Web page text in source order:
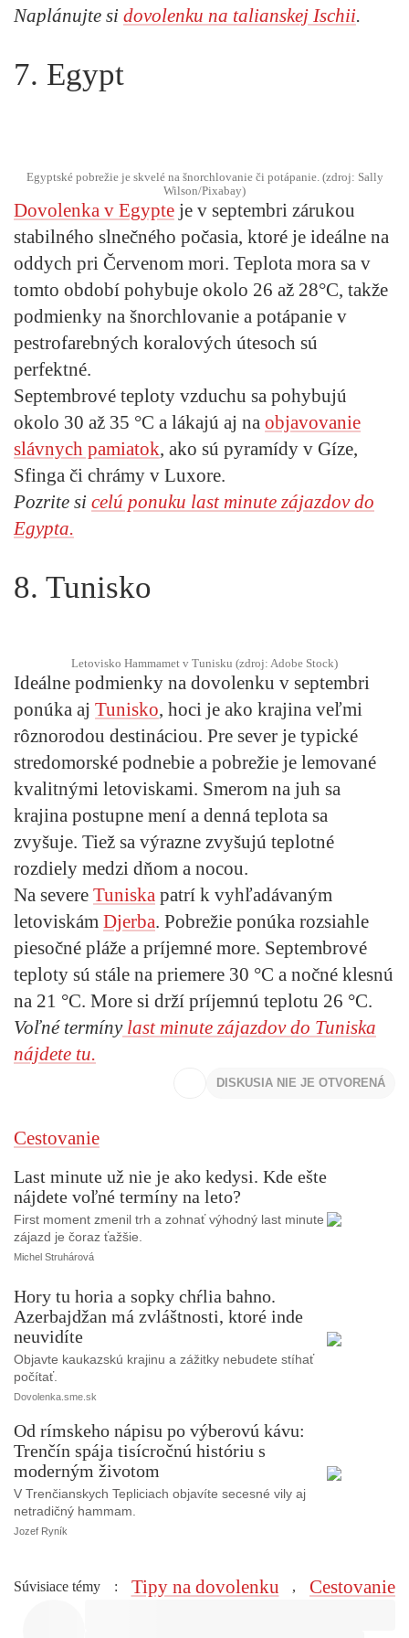
Naplánujte si dovolenku na talianskej Ischii.
7. Egypt
Egyptské pobrežie je skvelé na šnorchlovanie či potápanie. (zdroj: Sally
Wilson/Pixabay)
Dovolenka v Egypte je v septembri zárukou
stabilného slnečného počasia, ktoré je ideálne na
oddych pri Červenom mori. Teplota mora sa v
tomto období pohybuje okolo 26 až 28°C, takže
podmienky na šnorchlovanie a potápanie v
pestrofarebných koralových útesoch sú
perfektné.
Septembrové teploty vzduchu sa pohybujú
okolo 30 až 35 °C a lákajú aj na objavovanie
slávnych pamiatok, ako sú pyramídy v Gíze,
Sfinga či chrámy v Luxore.
Pozrite si celú ponuku last minute zájazdovdo
Egypta.
8. Tunisko
Letovisko Hammamet v Tunisku (zdroj: Adobe Stock)
Ideálne podmienky na dovolenku v septembri
ponúka aj Tunisko, hoci je ako krajina veľmi
rôznorodou destináciou. Pre sever je typické
stredomorské podnebie a pobrežie je lemované
kvalitnými letoviskami. Smerom na juh sa
krajina postupne mení a denná teplota sa
zvyšuje. Tiež sa výrazne zvyšujú teplotné
rozdiely medzi dňom a nocou.
Na severe Tuniska patrí k vyhľadávaným
letoviskám Djerba. Pobrežie ponúka rozsiahle
piesočné pláže a príjemné more. Septembrové
teploty sú stále na priemere 30 °C a nočné klesnú
na 21 °C. More si drží príjemnú teplotu 26 °C.
Voľné termínylast minute zájazdov do Tuniska
nájdete tu.
DISKUSIA NIE JE OTVORENÁ
Cestovanie
Last minute už nie je ako kedysi. Kde ešte
nájdete voľné termíny na leto?
First moment zmenil trh a zohnať výhodný last minute
zájazd je čoraz ťažšie.
Michel Struhárová
Hory tu horia a sopky chŕlia bahno.
Azerbajdžan má zvláštnosti, ktoré inde
neuvidíte
Objavte kaukazskú krajinu a zážitky nebudete stíhať
počítať.
Dovolenka.sme.sk
Od rímskeho nápisu po výberovú kávu:
Trenčín spája tisícročnú históriu s
moderným životom
V Trenčianskych Tepliciach objavíte secesné vily aj
netradičný hammam.
Jozef Ryník
Súvisiace témy : Tipy na dovolenku , Cestovanie